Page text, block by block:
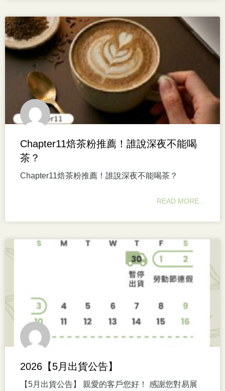
Chapter11焙茶粉推薦！誰說深夜不能喝
茶？
Chapter11焙茶粉推薦！誰說深夜不能喝茶？
READ MORE...
2026【5月出貨公告】
【5月出貨公告】 親愛的客戶您好！ 感謝您對易展